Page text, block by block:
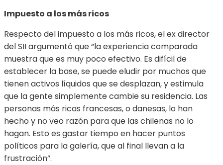
Impuesto a los más ricos
Respecto del impuesto a los más ricos, el ex director
del SII argumentó que “la experiencia comparada
muestra que es muy poco efectivo. Es difícil de
establecer la base, se puede eludir por muchos que
tienen activos líquidos que se desplazan, y estimula
que la gente simplemente cambie su residencia. Las
personas más ricas francesas, o danesas, lo han
hecho y no veo razón para que las chilenas no lo
hagan. Esto es gastar tiempo en hacer puntos
políticos para la galería, que al final llevan a la
frustración”.